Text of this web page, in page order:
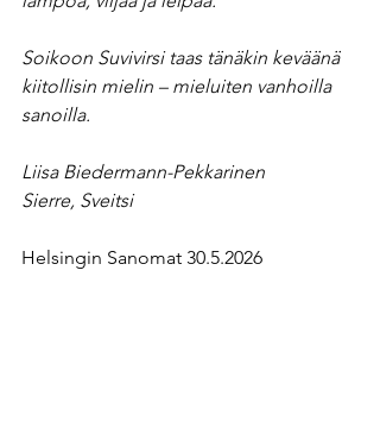
Soikoon Suvivirsi taas tänäkin keväänä
kiitollisin mielin – mieluiten vanhoilla
sanoilla.
Liisa Biedermann-Pekkarinen
Sierre, Sveitsi
Helsingin Sanomat 30.5.2026